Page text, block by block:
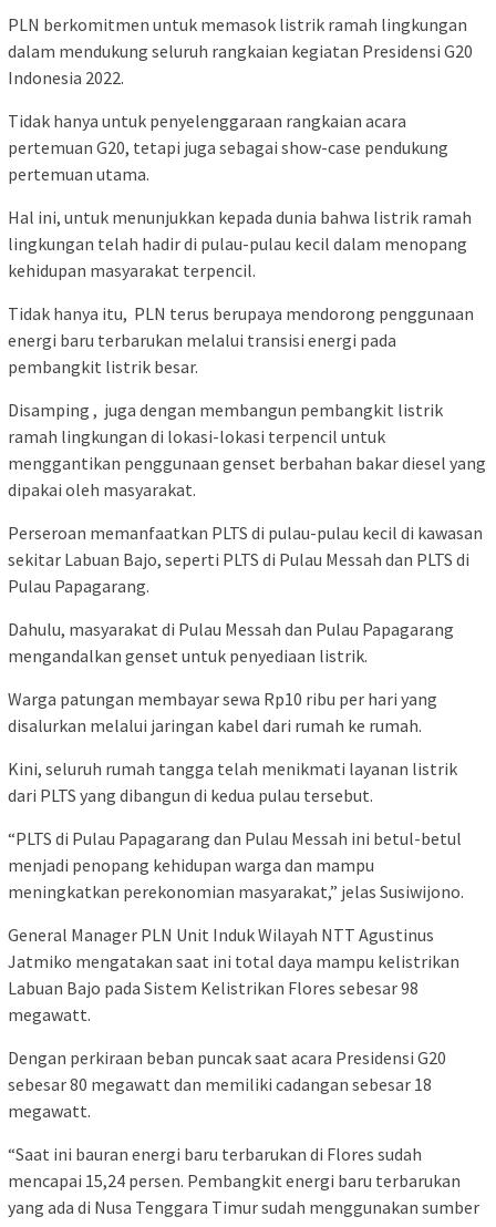
PLN berkomitmen untuk memasok listrik ramah lingkungan
dalam mendukung seluruh rangkaian kegiatan Presidensi G20
Indonesia 2022.
Tidak hanya untuk penyelenggaraan rangkaian acara
pertemuan G20, tetapi juga sebagai show-case pendukung
pertemuan utama.
Hal ini, untuk menunjukkan kepada dunia bahwa listrik ramah
lingkungan telah hadir di pulau-pulau kecil dalam menopang
kehidupan masyarakat terpencil.
Tidak hanya itu, PLN terus berupaya mendorong penggunaan
energi baru terbarukan melalui transisi energi pada
pembangkit listrik besar.
Disamping , juga dengan membangun pembangkit listrik
ramah lingkungan di lokasi-lokasi terpencil untuk
menggantikan penggunaan genset berbahan bakar diesel yang
dipakai oleh masyarakat.
Perseroan memanfaatkan PLTS di pulau-pulau kecil di kawasan
sekitar Labuan Bajo, seperti PLTS di Pulau Messah dan PLTS di
Pulau Papagarang.
Dahulu, masyarakat di Pulau Messah dan Pulau Papagarang
mengandalkan genset untuk penyediaan listrik.
Warga patungan membayar sewa Rp10 ribu per hari yang
disalurkan melalui jaringan kabel dari rumah ke rumah.
Kini, seluruh rumah tangga telah menikmati layanan listrik
dari PLTS yang dibangun di kedua pulau tersebut.
“PLTS di Pulau Papagarang dan Pulau Messah ini betul-betul
menjadi penopang kehidupan warga dan mampu
meningkatkan perekonomian masyarakat,” jelas Susiwijono.
General Manager PLN Unit Induk Wilayah NTT Agustinus
Jatmiko mengatakan saat ini total daya mampu kelistrikan
Labuan Bajo pada Sistem Kelistrikan Flores sebesar 98
megawatt.
Dengan perkiraan beban puncak saat acara Presidensi G20
sebesar 80 megawatt dan memiliki cadangan sebesar 18
megawatt.
“Saat ini bauran energi baru terbarukan di Flores sudah
mencapai 15,24 persen. Pembangkit energi baru terbarukan
yang ada di Nusa Tenggara Timur sudah menggunakan sumber